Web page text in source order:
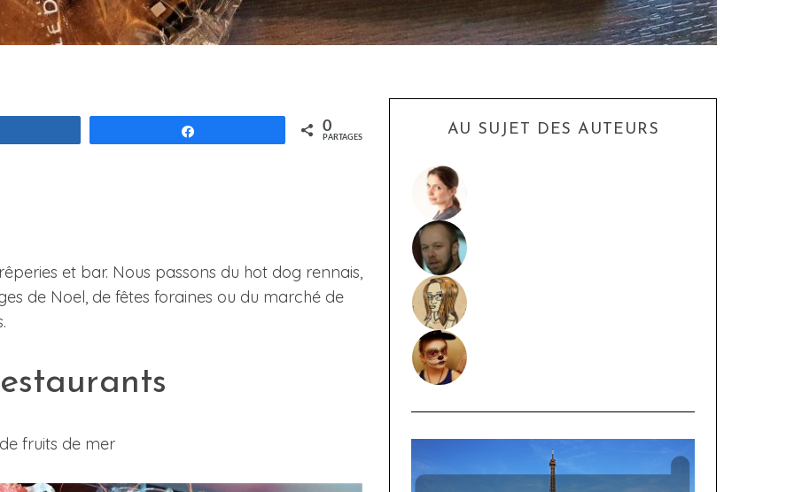
0
PARTAGES
et bar. Nous passons du hot dog rennais,
de Noel, de fêtes foraines ou du marché de
fruits de mer
AU SUJET DES AUTEURS